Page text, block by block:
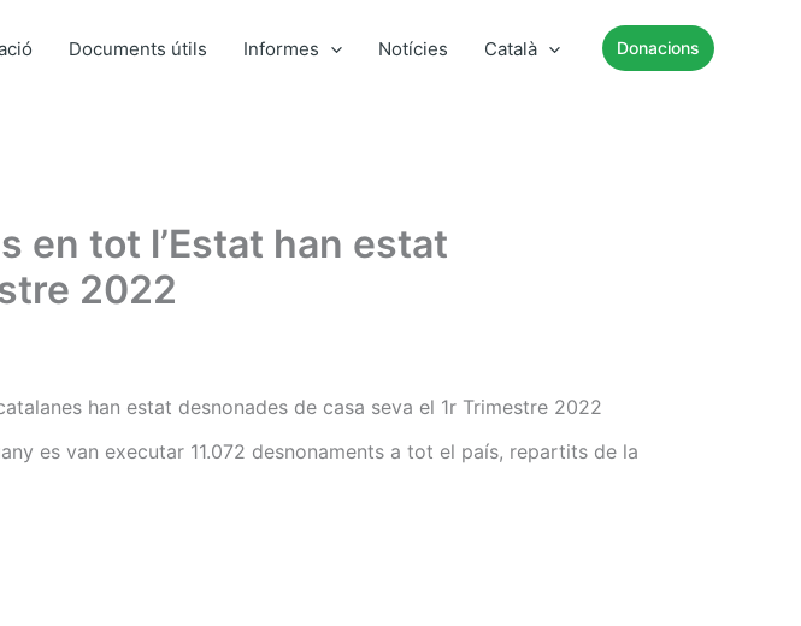
Documents útils Informes Notícies Català Donacions
en tot l’Estat han estat
2022
han estat desnonades de casa seva el 1r Trimestre 2022
es van executar 11.072 desnonaments a tot el país, repartits de la